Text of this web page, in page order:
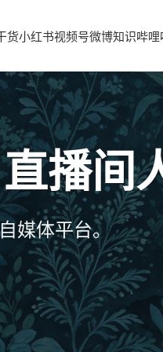
货小红书视频号微博知识哔哩
播间
媒体平台。